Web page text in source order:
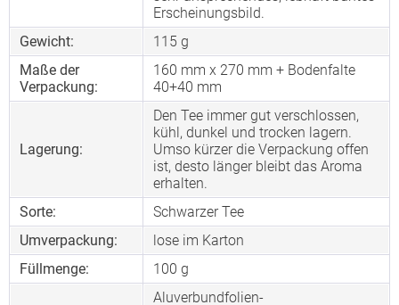
Erscheinungsbild.
Gewicht:
115 g
Maße der
Verpackung:
160 mm x 270 mm + Bodenfalte
40+40 mm
Lagerung:
Den Tee immer gut verschlossen,
kühl, dunkel und trocken lagern.
Umso kürzer die Verpackung offen
ist, desto länger bleibt das Aroma
erhalten.
Sorte:
Schwarzer Tee
Umverpackung:
lose im Karton
Füllmenge:
100 g
Aluverbundfolien-